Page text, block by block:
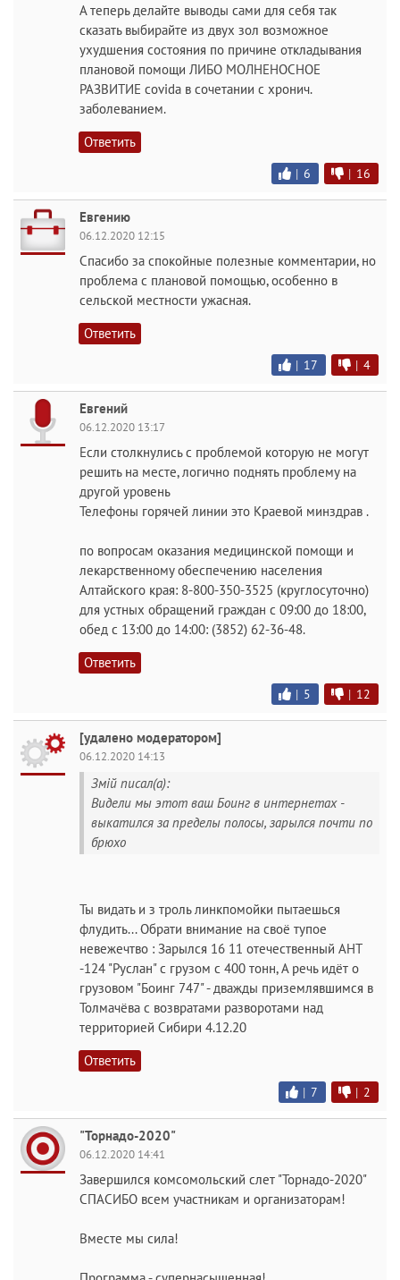
А теперь делайте выводы сами для себя так
сказать выбирайте из двух зол возможное
ухудшения состояния по причине откладывания
плановой помощи ЛИБО МОЛНЕНОСНОЕ
РАЗВИТИЕ covida в сочетании с хронич.
заболеванием.
Ответить
| 6 | 16
Евгению
06.12.2020 12:15
Спасибо за спокойные полезные комментарии, но
проблема с плановой помощью, особенно в
сельской местности ужасная.
Ответить
| 17 | 4
Евгений
06.12.2020 13:17
Если столкнулись с проблемой которую не могут
решить на месте, логично поднять проблему на
другой уровень
Телефоны горячей линии это Краевой минздрав .
по вопросам оказания медицинской помощи и
лекарственному обеспечению населения
Алтайского края: 8-800-350-3525 (круглосуточно)
для устных обращений граждан с 09:00 до 18:00,
обед с 13:00 до 14:00: (3852) 62-36-48.
Ответить
| 5 | 12
[удалено модератором]
06.12.2020 14:13
Змiй писал(а):
Видели мы этот ваш Боинг в интернетах -
выкатился за пределы полосы, зарылся почти по
брюхо
Ты видать и з троль линкпомойки пытаешься
флудить... Обрати внимание на своё тупое
невежечтво : Зарылся 16 11 отечественный АНТ
-124 "Руслан" с грузом с 400 тонн, А речь идёт о
грузовом "Боинг 747" - дважды приземлявшимся в
Толмачёва с возвратами разворотами над
территорией Сибири 4.12.20
Ответить
| 7 | 2
"Торнадо-2020"
06.12.2020 14:41
Завершился комсомольский слет "Торнадо-2020"
СПАСИБО всем участникам и организаторам!
Вместе мы сила!